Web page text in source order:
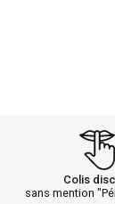
Colis
sans mention